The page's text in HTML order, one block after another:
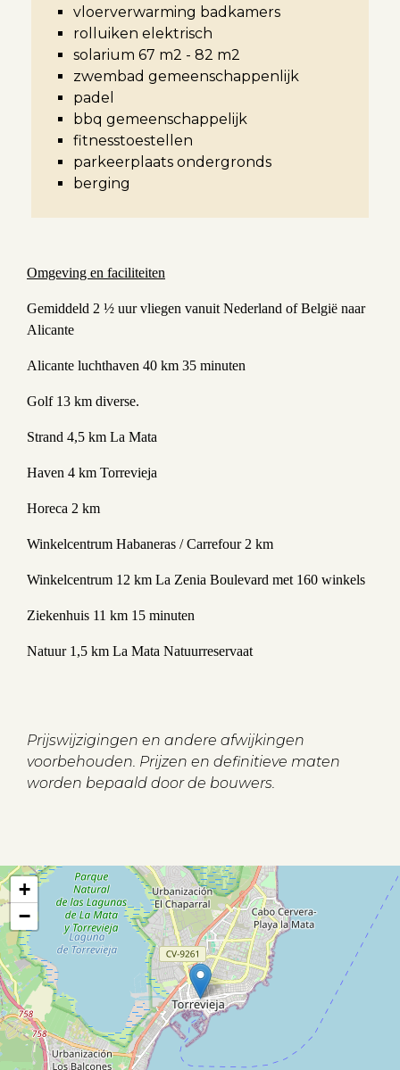
Aanbod
Koopwoningen
Huurwoningen
vloerverwarming badkamers
rolluiken elektrisch
solarium 67 m2 - 82 m2
zwembad gemeenschappenlijk
padel
bbq gemeenschappelijk
fitnesstoestellen
parkeerplaats ondergronds
berging
Omgeving en faciliteiten
Gemiddeld 2 ½ uur vliegen vanuit Nederland of België naar
Alicante
Alicante luchthaven 40 km 35 minuten
Golf 13 km diverse.
Strand 4,5 km La Mata
Haven 4 km Torrevieja
Horeca 2 km
Winkelcentrum Habaneras / Carrefour 2 km
Winkelcentrum 12 km La Zenia Boulevard met 160 winkels
Ziekenhuis 11 km 15 minuten
Natuur 1,5 km La Mata Natuurreservaat
Prijswijzigingen en andere afwijkingen
voorbehouden. Prijzen en definitieve maten
worden bepaald door de bouwers.
+
−